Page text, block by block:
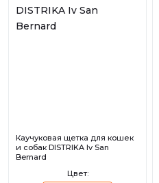
Каучуковая щетка для кошек
и собак DISTRIKA Iv San
Bernard
Цвет: